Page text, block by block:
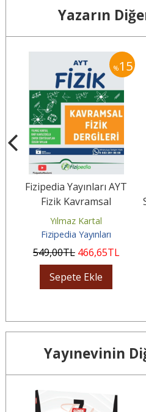
Yazarın
%15
Fizipedia Yayınları AYT
Fizik Kavramsal
Dergileri
Yılmaz Kartal
Fizipedia Yayınları
549,00TL 466,65TL
Sepete Ekle
Yayınevinin